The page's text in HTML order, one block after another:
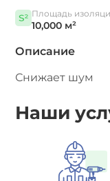
Площадь
10,000 м²
Описание
Снижает шум
Наши